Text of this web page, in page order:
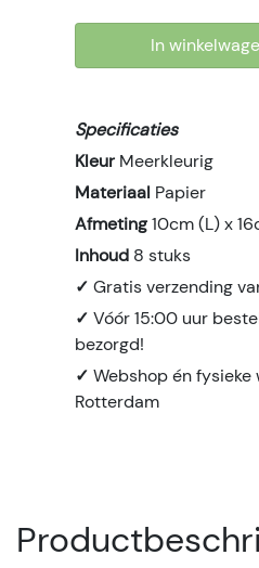
In
Specificaties
Kleur Meerkleurig
Materiaal Papier
Afmeting10cm (L) x
Inhoud 8 stuks
✓Gratis verzending
✓Vóór 15:00 uur
bezorgd!
✓Webshop én fysieke
Rotterdam